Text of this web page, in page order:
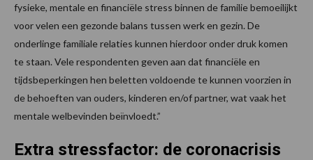
fysieke, mentale en financiële stress binnen de familie bemoeilijkt
voor velen een gezonde balans tussen werk en gezin. De
onderlinge familiale relaties kunnen hierdoor onder druk komen
te staan. Vele respondenten geven aan dat financiële en
tijdsbeperkingen hen beletten voldoende te kunnen voorzien in
de behoeften van ouders, kinderen en/of partner, wat vaak het
mentale welbevinden beïnvloedt.”
Extra stressfactor: de coronacrisis